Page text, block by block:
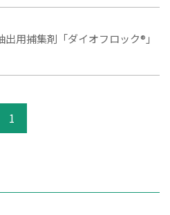
用捕集剤「ダイオフロック®」
1